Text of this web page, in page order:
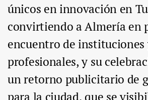
únicos en innovación en
convirtiendo a Almería en
encuentro de instituciones
profesionales, y su
un retorno publicitario de
para la ciudad, que se